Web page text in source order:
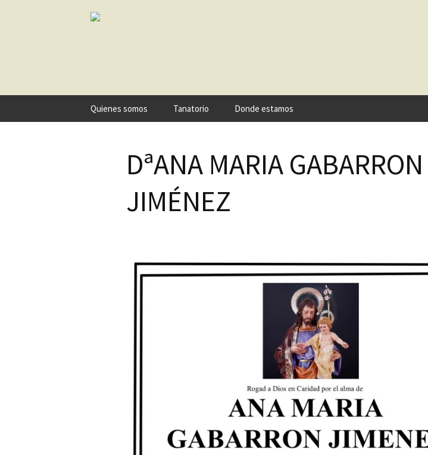
Quienes somos Tanatorio Donde estamos
DªANA MARIA GABARRON
JIMÉNEZ